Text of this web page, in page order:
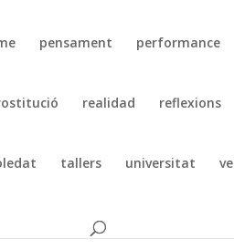
pensament performance
realidad reflexions
tallers universitat